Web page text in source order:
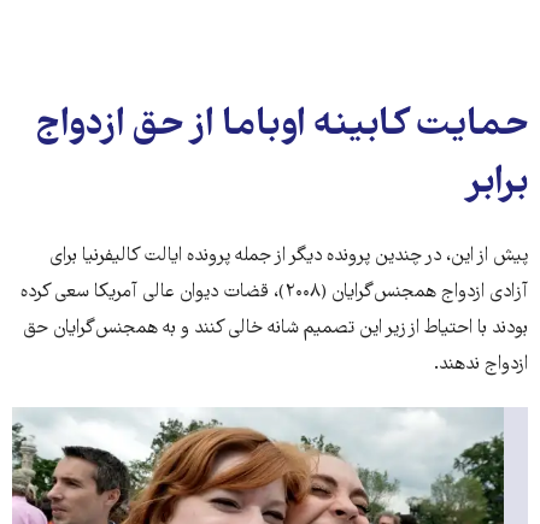
حمایت کابینه اوباما از حق ازدواج
برابر
پیش از این، در چندین پرونده دیگر از جمله پرونده ایالت کالیفرنیا برای
آزادی ازدواج همجنس‌گرایان (۲۰۰۸)، قضات دیوان عالی آمریکا سعی کرده
بودند با احتیاط از زیر این تصمیم شانه خالی کنند و به همجنس‌گرایان حق
ازدواج ندهند.